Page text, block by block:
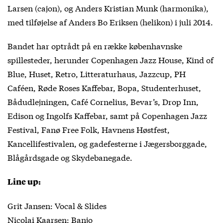
Larsen (cajon), og Anders Kristian Munk (harmonika),
med tilføjelse af Anders Bo Eriksen (helikon) i juli 2014.
Bandet har optrådt på en række københavnske
spillesteder, herunder Copenhagen Jazz House, Kind of
Blue, Huset, Retro, Litteraturhaus, Jazzcup, PH
Caféen, Røde Roses Kaffebar, Bopa, Studenterhuset,
Bådudlejningen, Café Cornelius, Bevar’s, Drop Inn,
Edison og Ingolfs Kaffebar, samt på Copenhagen Jazz
Festival, Fanø Free Folk, Havnens Høstfest,
Kancellifestivalen, og gadefesterne i Jægersborggade,
Blågårdsgade og Skydebanegade.
Line up:
Grit Jansen: Vocal & Slides
Nicolai Kaarsen: Banjo